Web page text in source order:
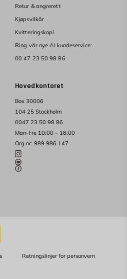
Hovedkontoret
Box 30006
104 25 Stockholm
0047 23 50 98 86
Man-Fre 10:00 – 16:00
Org.nr: 989 986 147
Retur & angrerett
Kjøpsvilkår
Kvitteringskopi
Ring vår nye AI kundeservice:
00 47 23 50 98 86
Retningslinjer for personvern